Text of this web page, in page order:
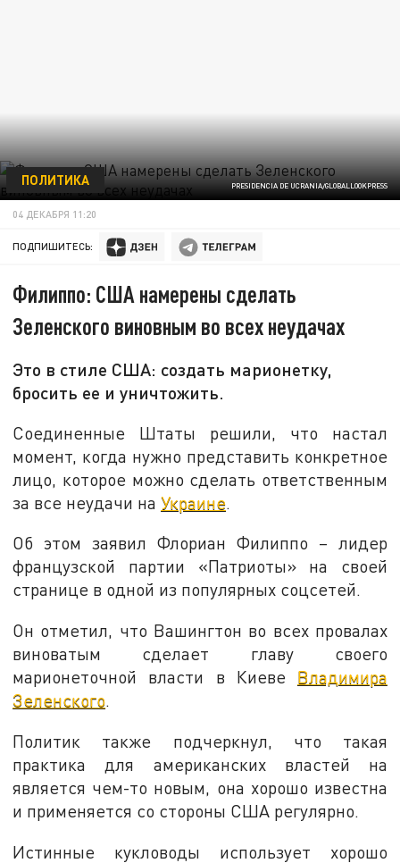
PRESIDENCIA DE UCRANIA/GLOBALLOOKPRESS
ПОЛИТИКА
04 ДЕКАБРЯ 11:20
ПОДПИШИТЕСЬ:
Филиппо: США намерены сделать
Зеленского виновным во всех неудачах
Это в стиле США: создать марионетку,
бросить ее и уничтожить.
Соединенные Штаты решили, что настал
момент, когда нужно представить конкретное
лицо, которое можно сделать ответственным
за все неудачи наУкраине.
Об этом заявил Флориан Филиппо – лидер
французской партии «Патриоты» на своей
странице в одной из популярных соцсетей.
Он отметил, что Вашингтон во всех провалах
виноватым сделает главу своего
марионеточной власти в Киеве Владимира
Зеленского.
Политик также подчеркнул, что такая
практика для американских властей на
является чем-то новым, она хорошо известна
и применяется со стороны США регулярно.
Истинные кукловоды использует хорошо